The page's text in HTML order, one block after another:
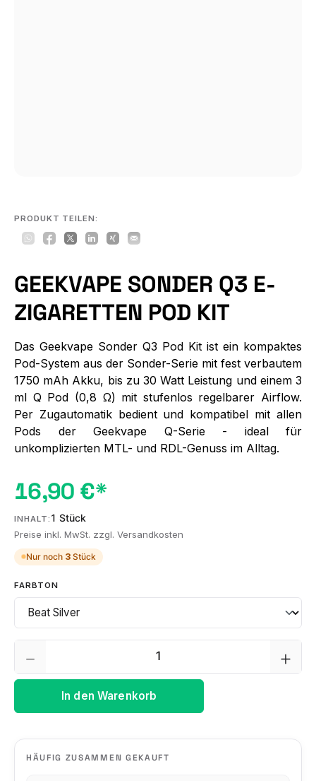
PRODUKT TEILEN:
GEEKVAPE SONDER Q3 E-
ZIGARETTEN POD KIT
Das Geekvape Sonder Q3 Pod Kit ist ein kompaktes
Pod-System aus der Sonder-Serie mit fest verbautem
1750 mAh Akku, bis zu 30 Watt Leistung und einem 3
ml Q Pod (0,8 Ω) mit stufenlos regelbarer Airflow.
Per Zugautomatik bedient und kompatibel mit allen
Pods der Geekvape Q-Serie - ideal für
unkomplizierten MTL- und RDL-Genuss im Alltag.
16,90 €*
INHALT: 1 Stück
Preise inkl. MwSt. zzgl. Versandkosten
Nur noch 3 Stück
FARBTONAUSWÄHLEN
Produkt Anzahl: Gib den
In den Warenkorb
HÄUFIG ZUSAMMEN GEKAUFT